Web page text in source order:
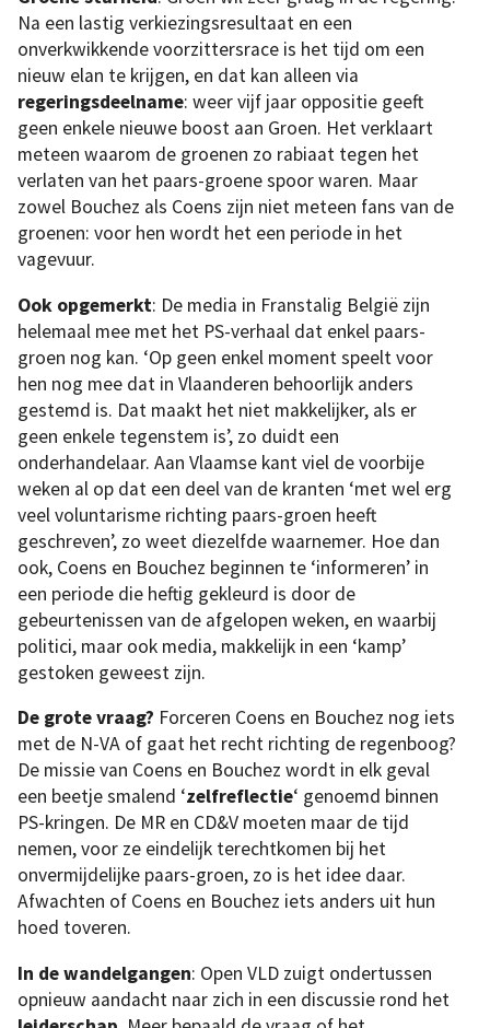
Na een lastig verkiezingsresultaat en een
onverkwikkende voorzittersrace is het tijd om een
nieuw elan te krijgen, en dat kan alleen via
regeringsdeelname: weer vijf jaar oppositie geeft
geen enkele nieuwe boost aan Groen. Het verklaart
meteen waarom de groenen zo rabiaat tegen het
verlaten van het paars-groene spoor waren. Maar
zowel Bouchez als Coens zijn niet meteen fans van de
groenen: voor hen wordt het een periode in het
vagevuur.
Ook opgemerkt: De media in Franstalig België zijn
helemaal mee met het PS-verhaal dat enkel paars-
groen nog kan. ‘Op geen enkel moment speelt voor
hen nog mee dat in Vlaanderen behoorlijk anders
gestemd is. Dat maakt het niet makkelijker, als er
geen enkele tegenstem is’, zo duidt een
onderhandelaar. Aan Vlaamse kant viel de voorbije
weken al op dat een deel van de kranten ‘met wel erg
veel voluntarisme richting paars-groen heeft
geschreven’, zo weet diezelfde waarnemer. Hoe dan
ook, Coens en Bouchez beginnen te ‘informeren’ in
een periode die heftig gekleurd is door de
gebeurtenissen van de afgelopen weken, en waarbij
politici, maar ook media, makkelijk in een ‘kamp’
gestoken geweest zijn.
De grote vraag? Forceren Coens en Bouchez nog iets
met de N-VA of gaat het recht richting de regenboog?
De missie van Coens en Bouchez wordt in elk geval
een beetje smalend ‘zelfreflectie‘ genoemd binnen
PS-kringen. De MR en CD&V moeten maar de tijd
nemen, voor ze eindelijk terechtkomen bij het
onvermijdelijke paars-groen, zo is het idee daar.
Afwachten of Coens en Bouchez iets anders uit hun
hoed toveren.
In de wandelgangen: Open VLD zuigt ondertussen
opnieuw aandacht naar zich in een discussie rond het